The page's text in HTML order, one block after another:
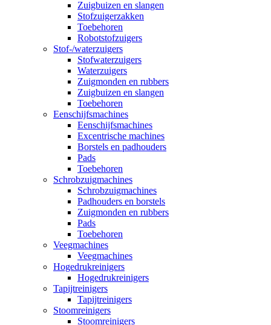
Zuigbuizen en slangen
Stofzuigerzakken
Toebehoren
Robotstofzuigers
Stof-/waterzuigers
Stofwaterzuigers
Waterzuigers
Zuigmonden en rubbers
Zuigbuizen en slangen
Toebehoren
Eenschijfsmachines
Eenschijfsmachines
Excentrische machines
Borstels en padhouders
Pads
Toebehoren
Schrobzuigmachines
Schrobzuigmachines
Padhouders en borstels
Zuigmonden en rubbers
Pads
Toebehoren
Veegmachines
Veegmachines
Hogedrukreinigers
Hogedrukreinigers
Tapijtreinigers
Tapijtreinigers
Stoomreinigers
Stoomreinigers